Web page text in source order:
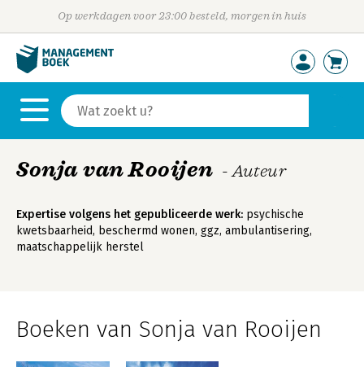
Op werkdagen voor 23:00 besteld, morgen in huis
Sonja van Rooijen - Auteur
Expertise volgens het gepubliceerde werk: psychische
kwetsbaarheid, beschermd wonen, ggz, ambulantisering,
maatschappelijk herstel
Boeken van Sonja van Rooijen